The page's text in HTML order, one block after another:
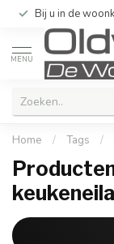
Bij u in de
MENU
Home / Tags /